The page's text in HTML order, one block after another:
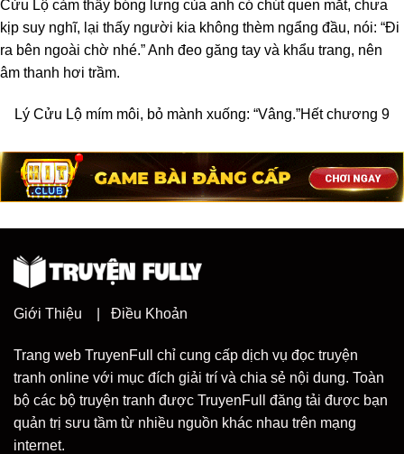
Cửu Lộ cảm thấy bóng lưng của anh có chút quen mắt, chưa
kịp suy nghĩ, lại thấy người kia không thèm ngẩng đầu, nói: “Đi
ra bên ngoài chờ nhé.” Anh đeo găng tay và khẩu trang, nên
âm thanh hơi trầm.
Lý Cửu Lộ mím môi, bỏ mành xuống: “Vâng.”Hết chương 9
Giới Thiệu Điều Khoản
Trang web TruyenFull chỉ cung cấp dịch vụ đọc truyện
tranh online với mục đích giải trí và chia sẻ nội dung. Toàn
bộ các bộ truyện tranh được TruyenFull đăng tải được bạn
quản trị sưu tầm từ nhiều nguồn khác nhau trên mạng
internet.